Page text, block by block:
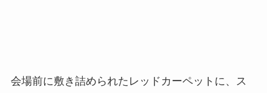
会場前に敷き詰められたレッドカーペットに、ス